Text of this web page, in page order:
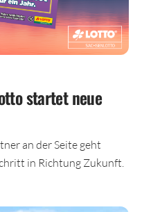
startet neue
an der Seite geht
in Richtung Zukunft.